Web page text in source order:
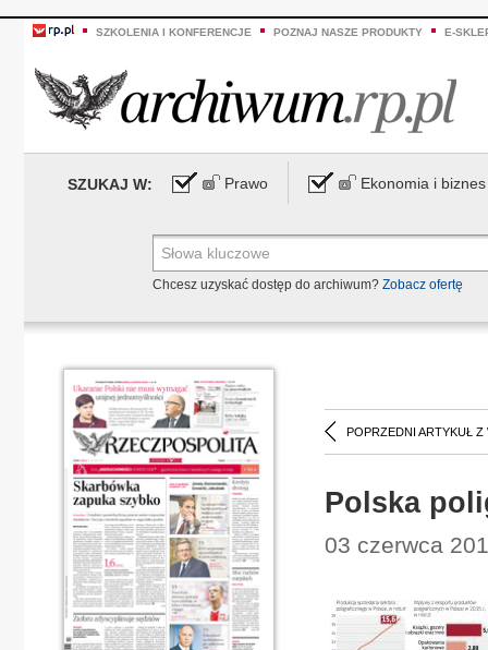
SZKOLENIA I KONFERENCJE POZNAJ NASZE PRODUKTY E-
SZUKAJ W: Prawo Ekonomia i biznes
Chcesz uzyskać dostęp do archiwum? Zobacz ofertę
POPRZEDNI ARTYKUŁ Z
Polska
03 czerwca